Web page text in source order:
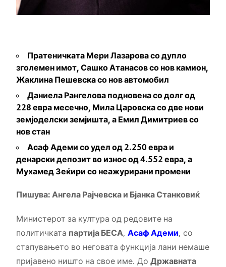
Пратеничката Мери Лазарова со дупло
зголемен имот, Сашко Атанасов со нов камион,
Жаклина Пешевска со нов автомобил
Даниела Рангелова подновена со долг од
228 евра месечно, Мила Царовска со две нови
земјоделски земјишта, а Емил Димитриев со
нов стан
Асаф Адеми со удел од 2.250 евра и
денарски депозит во износ од 4.552 евра, а
Мухамед Зеќири со неажурирани промени
Пишува: Ангела Рајчевска и Бјанка Станковиќ
Министерот за култура од редовите на
политичката партија БЕСА, Асаф Адеми, со
стапувањето во неговата функција лани немаше
пријавено ништо на свое име. До Државната